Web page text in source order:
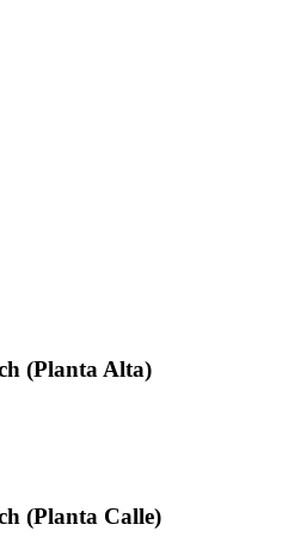
(Planta Alta)
(Planta Calle)